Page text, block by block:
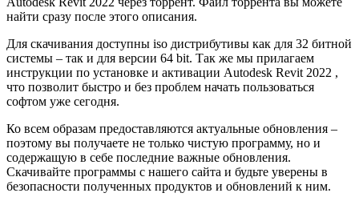
найти сразу после этого описания.
Для скачивания доступны iso дистрибутивы как для 32 битной
системы – так и для версии 64 bit. Так же мы прилагаем
инструкции по установке и активации Autodesk Revit 2022 ,
что позволит быстро и без проблем начать пользоваться
софтом уже сегодня.
Ко всем образам предоставляются актуальные обновления –
поэтому вы получаете не только чистую программу, но и
содержащую в себе последние важные обновления.
Скачивайте программы с нашего сайта и будьте уверены в
безопасности полученных продуктов и обновлений к ним.